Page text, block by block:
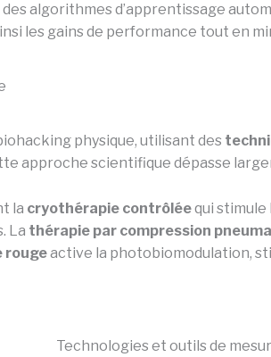
des algorithmes d’apprentissage
les gains de performance tout en
physique, utilisant des
approche scientifique dépasse
la cryothérapie contrôléequi
La thérapie par compression
rougeactive la photobiomodulation,
Technologies et outils de